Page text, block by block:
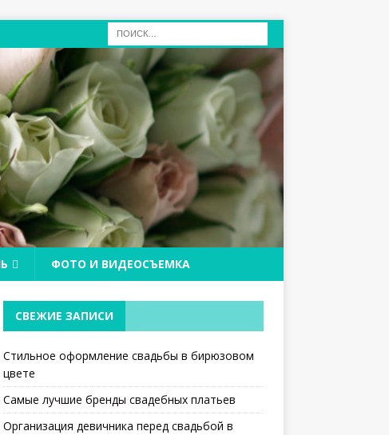
ФОТО И ВИДЕОСЪЕМКА
СВЕЖИЕ ЗАПИСИ
Стильное оформление свадьбы в бирюзовом
цвете
Самые лучшие бренды свадебных платьев
Организация девичника перед свадьбой в